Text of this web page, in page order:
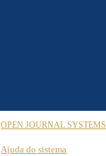
OPEN JOURNAL SYSTEMS
Ajuda do sistema